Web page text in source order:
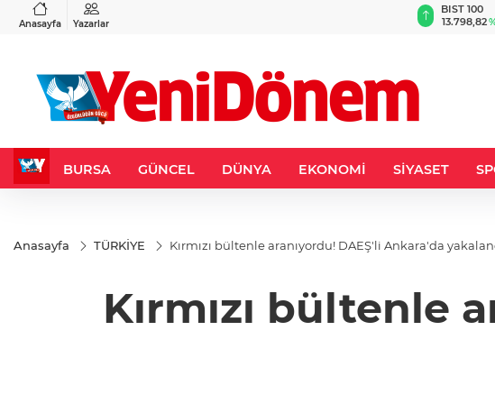
Anasayfa Yazarlar
%0,37
BIST 100
13.798,82
BURSA GÜNCEL DÜNYA EKONOMİ SİYASET
Anasayfa TÜRKİYE Kırmızı bültenle aranıyordu! DAEŞ'li Ankara'da
Kırmızı bültenle